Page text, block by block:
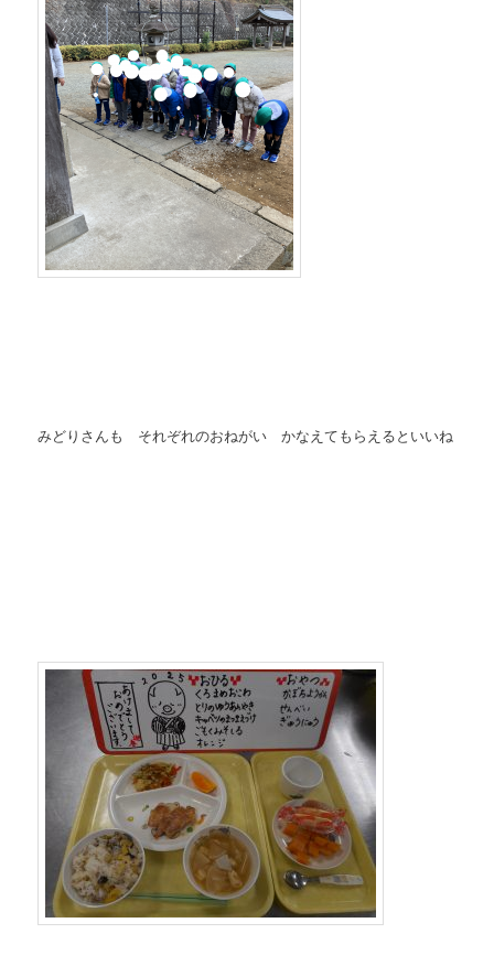
みどりさんも それぞれのおねがい かなえてもらえるといいね